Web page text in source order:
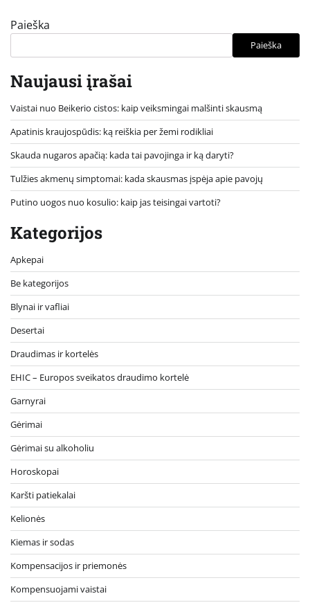
Paieška
Paieška
Naujausi įrašai
Vaistai nuo Beikerio cistos: kaip veiksmingai malšinti skausmą
Apatinis kraujospūdis: ką reiškia per žemi rodikliai
Skauda nugaros apačią: kada tai pavojinga ir ką daryti?
Tulžies akmenų simptomai: kada skausmas įspėja apie pavojų
Putino uogos nuo kosulio: kaip jas teisingai vartoti?
Kategorijos
Apkepai
Be kategorijos
Blynai ir vafliai
Desertai
Draudimas ir kortelės
EHIC – Europos sveikatos draudimo kortelė
Garnyrai
Gėrimai
Gėrimai su alkoholiu
Horoskopai
Karšti patiekalai
Kelionės
Kiemas ir sodas
Kompensacijos ir priemonės
Kompensuojami vaistai